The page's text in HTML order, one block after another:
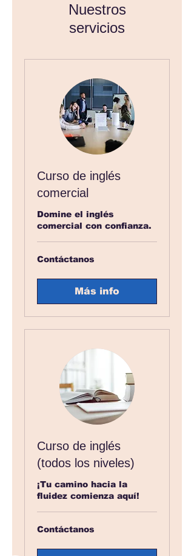
Nuestros
servicios
Curso de inglés
comercial
Domine el inglés
comercial con confianza.
Contáctanos
Contáctanos
Más info
Curso de inglés
(todos los niveles)
¡Tu camino hacia la
fluidez comienza aquí!
Contáctanos
Contáctanos